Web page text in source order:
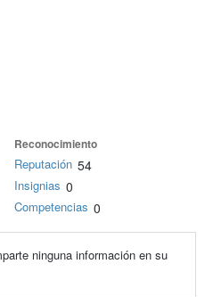
Reconocimiento
Reputación 54
Insignias 0
Competencias 0
ninguna información en su